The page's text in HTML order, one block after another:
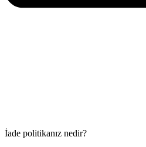
İade politikanız nedir?